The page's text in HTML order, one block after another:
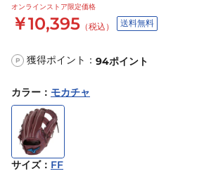
オンラインストア限定価格
￥10,395 （税込） 送料無料
P 獲得ポイント： 94ポイント
カラー ： モカチャ
サイズ： FF